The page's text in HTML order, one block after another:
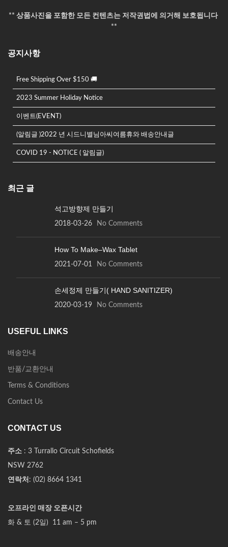
습
니
옵
션
선
다.
** 상품사진을 포함한 모든 컨텐츠는 저작권법에 의거해 보호됩니다
**
공지사항
Free Shipping Over $150 🚚
2023 Summer Holiday Notice
이벤트(EVENT)
(알림글 )2022 년 시드니별님아씨여름휴와 배송안내글
COVID 19 - NOTICE ( 알림글)
최근 글
석고방향제 만들기
2018-03-26 No Comments
How To Make–Wax Tablet
2021-07-01 No Comments
손세정제 만들기( HAND SANITIZER)
2020-03-19 No Comments
USEFUL LINKS
배송안내
반품/교환안내
Terms & Conditions
Contact Us
CONTACT US
주소 : 3 Turrallo Circuit Schofields
NSW 2762
연락처 : (02) 8664 1341
오프라인 매장 오픈시간
화 & 토 (2일) 11 am – 5 pm